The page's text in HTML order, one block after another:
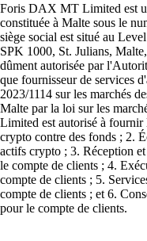
Foris DAX MT Limited est
constituée à Malte sous le
siège social est situé au
SPK 1000, St. Julians,
dûment autorisée par
que fournisseur de services
2023/1114 sur les marchés
Malte par la loi sur les
Limited est autorisé à fournir
crypto contre des fonds ; 2.
actifs crypto ; 3. Réception
le compte de clients ; 4.
compte de clients ; 5.
compte de clients ; et 6.
pour le compte de clients.